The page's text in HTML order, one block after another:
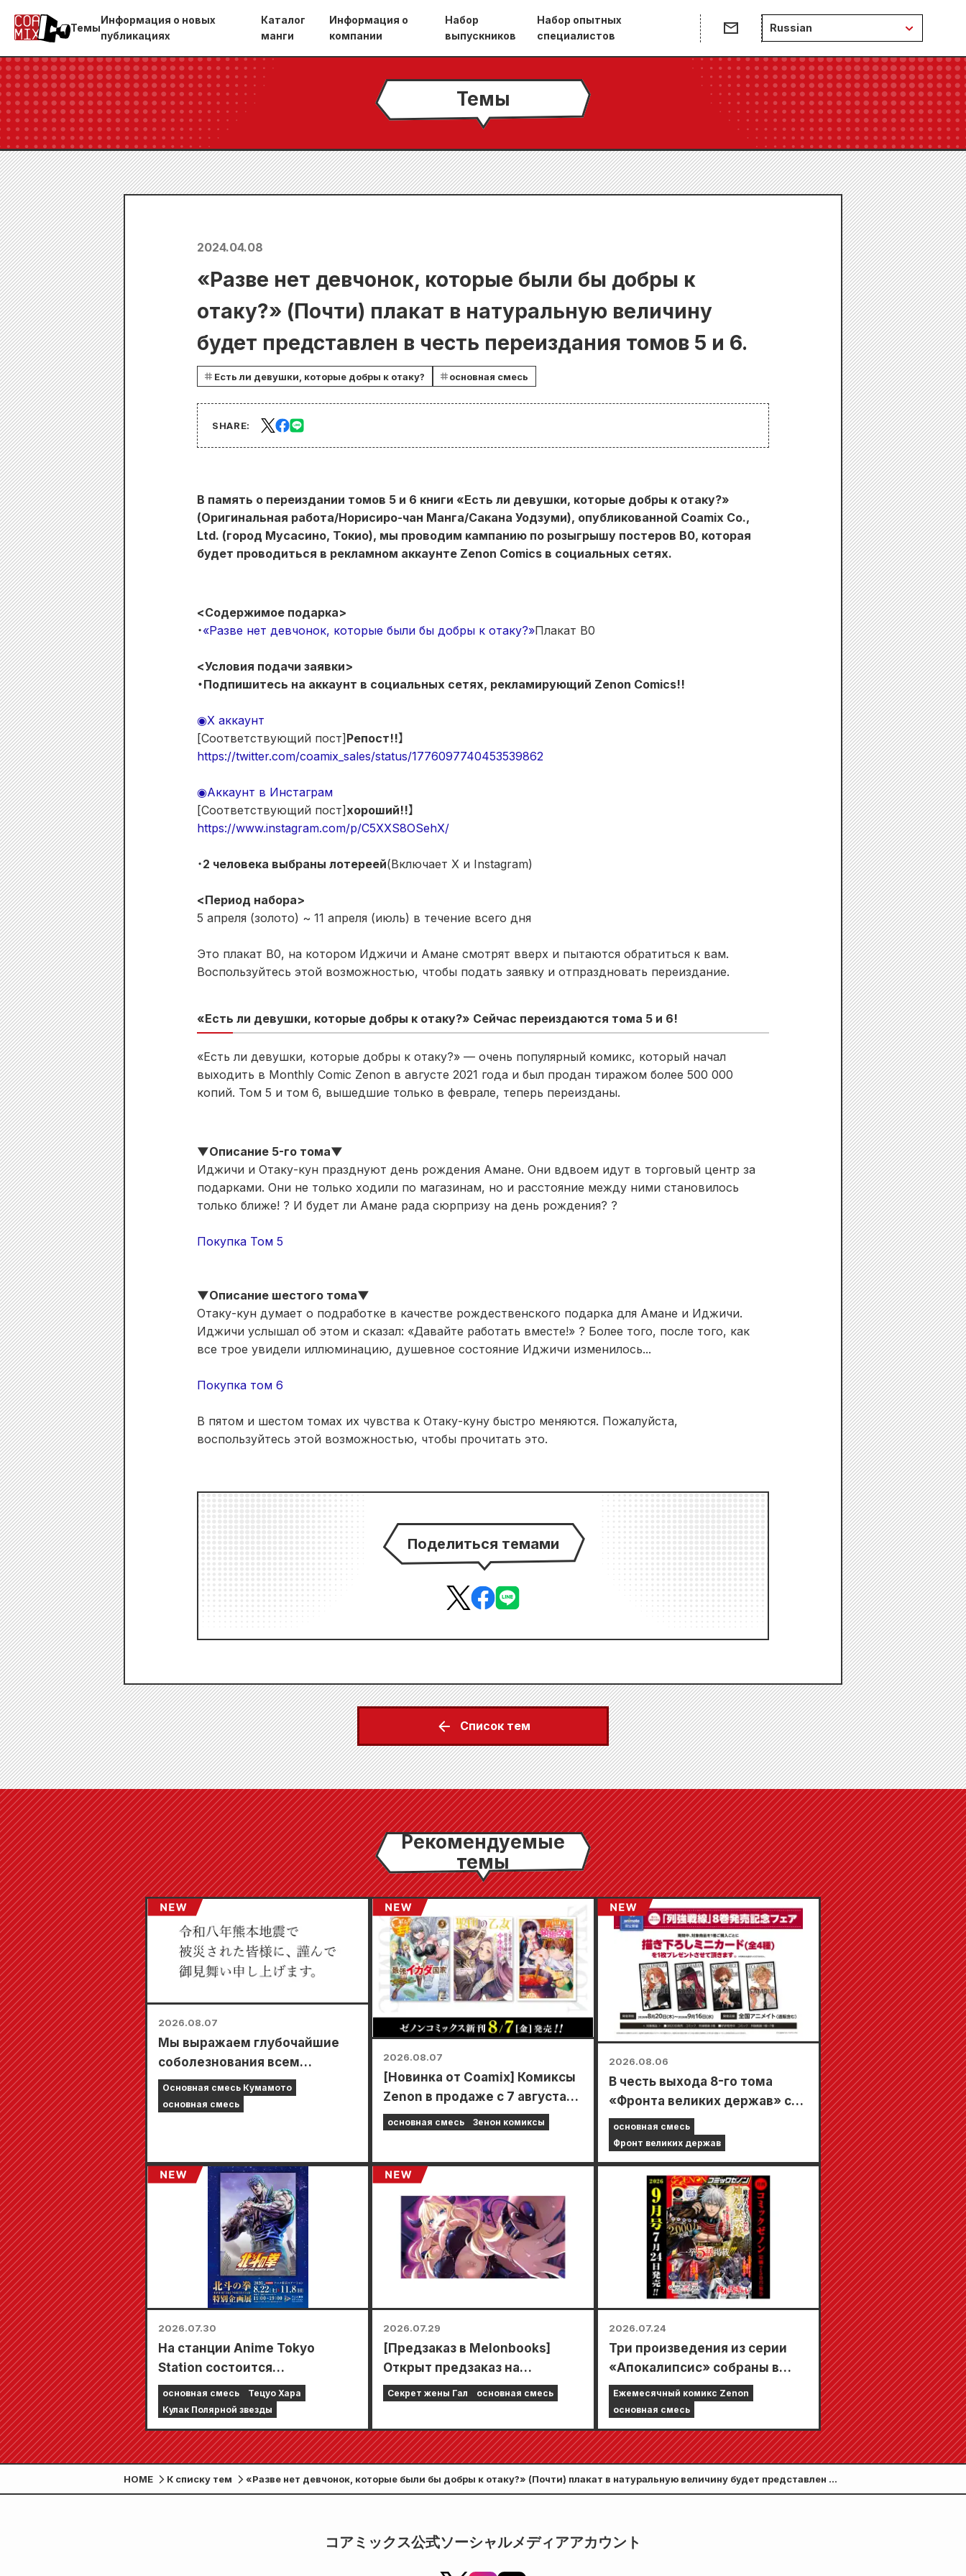
Темы
Информация о новых
публикациях
Каталог
манги
Информация о
компании
Набор
выпускников
Набор опытных
специалистов
Russian
Темы
2024.04.08
«Разве нет девчонок, которые были бы добры к
отаку?» (Почти) плакат в натуральную величину
будет представлен в честь переиздания томов 5 и 6.
Есть ли девушки, которые добры к отаку? основная смесь
SHARE:
В память о переиздании томов 5 и 6 книги «Есть ли девушки, которые добры к отаку?»
(Оригинальная работа/Норисиро-чан Манга/Сакана Уодзуми), опубликованной Coamix Co.,
Ltd. (город Мусасино, Токио), мы проводим кампанию по розыгрышу постеров B0, которая
будет проводиться в рекламном аккаунте Zenon Comics в социальных сетях.
<Содержимое подарка>
・«Разве нет девчонок, которые были бы добры к отаку?»Плакат B0
<Условия подачи заявки>
・Подпишитесь на аккаунт в социальных сетях, рекламирующий Zenon Comics!!
◉X аккаунт
[Соответствующий пост] Репост!!】
https://twitter.com/coamix_sales/status/1776097740453539862
◉Аккаунт в Инстаграм
[Соответствующий пост]хороший!!】
https://www.instagram.com/p/C5XXS8OSehX/
・2 человека выбраны лотереей(Включает X и Instagram)
<Период набора>
5 апреля (золото) ~ 11 апреля (июль) в течение всего дня
Это плакат B0, на котором Иджичи и Амане смотрят вверх и пытаются обратиться к вам.
Воспользуйтесь этой возможностью, чтобы подать заявку и отпраздновать переиздание.
«Есть ли девушки, которые добры к отаку?» Сейчас переиздаются тома 5 и 6!
«Есть ли девушки, которые добры к отаку?» — очень популярный комикс, который начал
выходить в Monthly Comic Zenon в августе 2021 года и был продан тиражом более 500 000
копий. Том 5 и том 6, вышедшие только в феврале, теперь переизданы.
▼Описание 5-го тома▼
Иджичи и Отаку-кун празднуют день рождения Амане. Они вдвоем идут в торговый центр за
подарками. Они не только ходили по магазинам, но и расстояние между ними становилось
только ближе! ? И будет ли Амане рада сюрпризу на день рождения? ?
Покупка Том 5
▼Описание шестого тома▼
Отаку-кун думает о подработке в качестве рождественского подарка для Амане и Иджичи.
Иджичи услышал об этом и сказал: «Давайте работать вместе!» ? Более того, после того, как
все трое увидели иллюминацию, душевное состояние Иджичи изменилось...
Покупка том 6
В пятом и шестом томах их чувства к Отаку-куну быстро меняются. Пожалуйста,
воспользуйтесь этой возможностью, чтобы прочитать это.
Поделиться темами
Список тем
Рекомендуемые
темы
2026.08.07
Мы выражаем глубочайшие
соболезнования всем
пострадавшим от
землетрясения в Кумамото в
Основная смесь Кумамото
основная смесь
2026.08.07
[Новинка от Coamix] Комиксы
Zenon в продаже с 7 августа
(пятница)!
основная смесь Зенон комиксы
2026.08.06
В честь выхода 8-го тома
«Фронта великих держав» с
20 августа в магазинах
Animate по всей стране
пройдет ограниченная по
времени ярмарка, где вы
сможете получить
специально разработанную
мини-карту (всего 4 вида)!
основная смесь
Фронт великих держав
2026.07.30
На станции Anime Tokyo
Station состоится
специальная выставка,
посвященная фильму «Кулак
Северной звезды»!!
основная смесь
Тецуо Хара
Кулак Полярной звезды
2026.07.29
[Предзаказ в Melonbooks]
Открыт предзаказ на
лимитированное издание со
ковриком, украшенным
потрясающе красивой
иллюстрацией Фуюки Тодзё,
нарисованной Кудо! Выход 6-
октября!
Секрет жены Гал основная смесь
2026.07.24
Три произведения из серии
«Апокалипсис» собраны в
одном выпуске, состоящем из
5 глав!! «Ежемесячный комикс
Zenon, сентябрьский выпуск
2026 года» поступит в
продажу 24 июля!!
Ежемесячный комикс Zenon
основная смесь
HOME К списку тем
«Разве нет девчонок, которые были бы добры к отаку?» (Почти) плакат в натуральную величину будет представлен в
честь переиздания томов 5 и 6.
コアミックス公式ソーシャルメディアアカウント